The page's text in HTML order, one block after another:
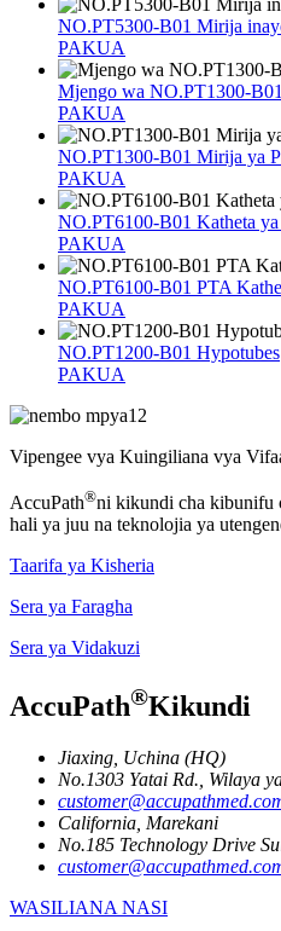
NO.PT5300-B01 Mirija
PAKUA
Mjengo wa NO.PT1300-
PAKUA
NO.PT1300-B01 Mirija ya
PAKUA
NO.PT6100-B01 Katheta
PAKUA
NO.PT6100-B01 PTA
PAKUA
NO.PT1200-B01 Hypotubes
PAKUA
Vipengee vya Kuingiliana vya
AccuPath®ni kikundi cha kibunifu
hali ya juu na teknolojia ya
Taarifa ya Kisheria
Sera ya Faragha
Sera ya Vidakuzi
AccuPath®Kikundi
Jiaxing, Uchina (HQ)
No.1303 Yatai Rd., Wilaya
California, Marekani
No.185 Technology Drive
WASILIANA NASI